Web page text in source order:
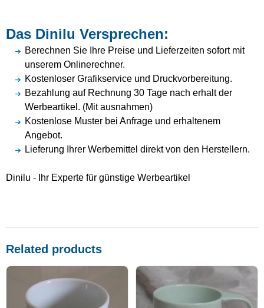
Das Dinilu Versprechen:
Berechnen Sie Ihre Preise und Lieferzeiten sofort mit
unserem Onlinerechner.
Kostenloser Grafikservice und Druckvorbereitung.
Bezahlung auf Rechnung 30 Tage nach erhalt der
Werbeartikel. (Mit ausnahmen)
Kostenlose Muster bei Anfrage und erhaltenem
Angebot.
Lieferung Ihrer Werbemittel direkt von den Herstellern.
Dinilu - Ihr Experte für günstige Werbeartikel
Related products